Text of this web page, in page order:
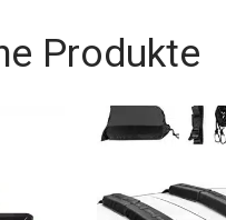
Produkte